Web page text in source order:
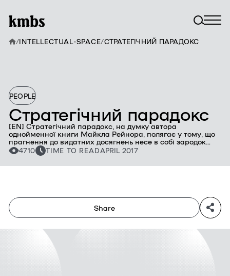
PEOPLE
Стратегічний парадокс
[EN] Стратегічний парадокс, на думку автора
однойменної книги Майкла Рейнора, полягає у тому, що
прагнення до видатних досягнень несе в собі зародок
програшу. Рейнор пропонує метод вирішення цієї
проблеми, сутність якого - не тільки в створенні зразкової
стратегії, а й в управлінні невизначеністю.
4710 TIME TO READAPRIL 2017
/INTELLECTUAL-SPACE/СТРАТЕГІЧНИЙ ПАРАДОКС
Share